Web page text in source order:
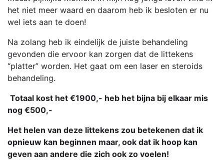
het niet meer waard en daarom heb ik besloten er nu
wel iets aan te doen!
Na zolang heb ik eindelijk de juiste behandeling
gevonden die ervoor kan zorgen dat de littekens
“platter” worden. Het gaat om een laser en steroids
behandeling.
Totaal kost het €1900,- heb het bijna bij elkaar mis
nog €500,-
Het helen van deze littekens zou betekenen dat ik
opnieuw kan beginnen maar, ook dat ik hoop kan
geven aan andere die zich ook zo voelen!